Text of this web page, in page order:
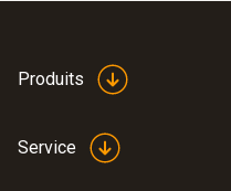
Produits
Service